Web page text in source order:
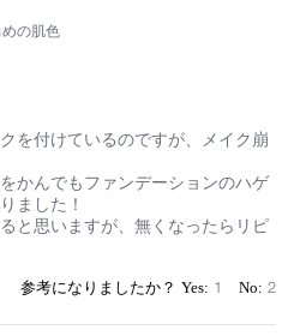
の肌色
を付けているのですが、メイク崩
かんでもファンデーションのハゲ
ました！
と思いますが、無くなったらリピ
1 2